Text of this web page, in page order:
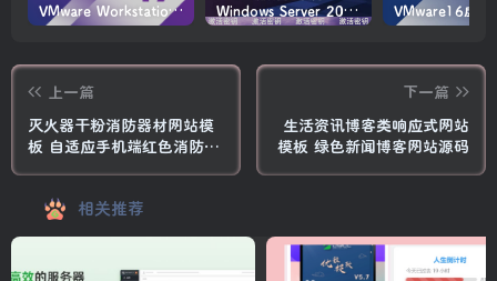
VMware Workstation PRO v17.6.4 正式版_虚拟机(带激活密钥) Windows Server 2022激活密钥 2024 5月更新
上一篇
灭火器干粉消防器材网站模
板 自适应手机端红色消防灭
下一篇
生活资讯博客类响应式网站
模板 绿色新闻博客网站源码
相关推荐